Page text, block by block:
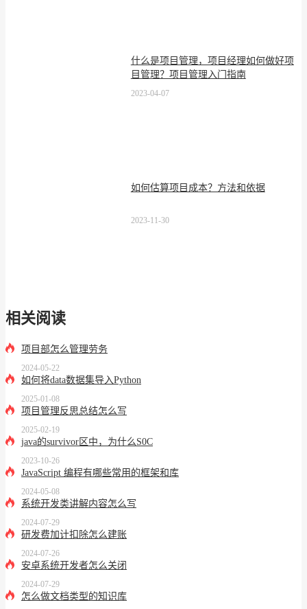
什么是项目管理，项目经理如何做好项
目管理？项目管理入门指南
2023-04-07
如何估算项目成本？方法和依据
2023-11-30
相关阅读
项目部怎么管理劳务
2024-05-22
如何将data数据集导入Python
2025-01-08
项目管理反思总结怎么写
2025-02-19
java的survivor区中，为什么S0C
2023-10-26
JavaScript 编程有哪些常用的框架和库
2024-05-08
系统开发类讲解内容怎么写
2024-07-29
研发费加计扣除怎么建账
2024-07-26
安卓系统开发者怎么关闭
2024-07-29
怎么做文档类型的知识库